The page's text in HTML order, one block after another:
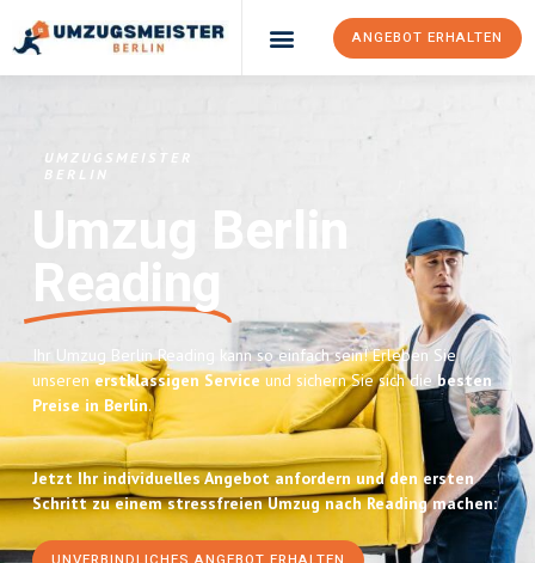
ANGEBOT ERHALTEN
UMZUGSMEISTER
BERLIN
Umzug Berlin
Reading
Ihr Umzug Berlin Reading kann so einfach sein! Erleben Sie
unserenerstklassigen Serviceund sichern Sie sich diebesten
Preise in Berlin.
Jetzt Ihr individuelles Angebot anfordern und den ersten
Schritt zu einem stressfreien Umzug nach Reading machen: